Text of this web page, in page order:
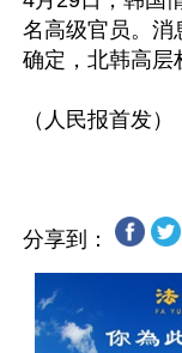
名高级官员。消
确定，北韩高
分享到：